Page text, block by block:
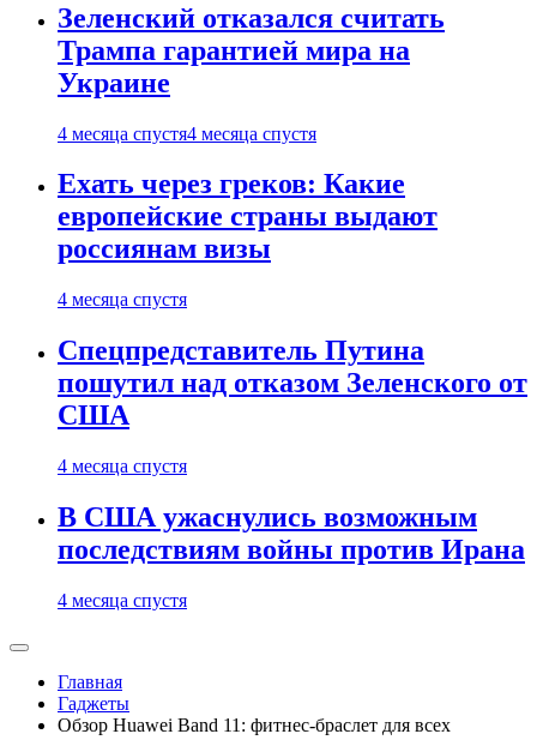
Зеленский отказался считать
Трампа гарантией мира на
Украине
4 месяца спустя4 месяца спустя
Ехать через греков: Какие
европейские страны выдают
россиянам визы
4 месяца спустя
Спецпредставитель Путина
пошутил над отказом Зеленского от
США
4 месяца спустя
В США ужаснулись возможным
последствиям войны против Ирана
4 месяца спустя
Главная
Гаджеты
Обзор Huawei Band 11: фитнес-браслет для всех